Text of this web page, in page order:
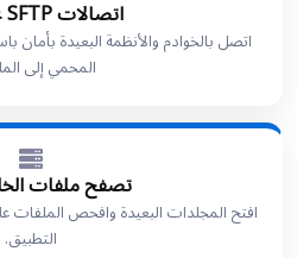
اتصالات SFTP عبر SSH
المحمي إلى
تصفح ملفات
افتح المجلدات البعيدة وافحص الملفات
التطبيق.